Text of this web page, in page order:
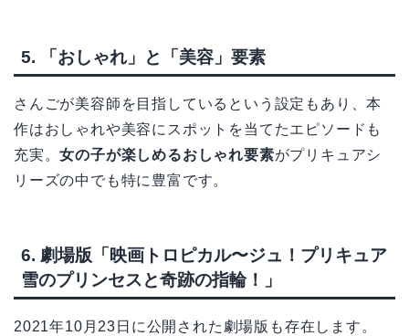
5. 「おしゃれ」と「美容」要素
さんごが美容師を目指しているという設定もあり、本
作はおしゃれや美容にスポットを当てたエピソードも
充実。女の子が楽しめるおしゃれ要素がプリキュアシ
リーズの中でも特に豊富です。
6. 劇場版「映画トロピカル〜ジュ！プリキュア
雪のプリンセスと奇跡の指輪！」
2021年10月23日に公開された劇場版も存在します。